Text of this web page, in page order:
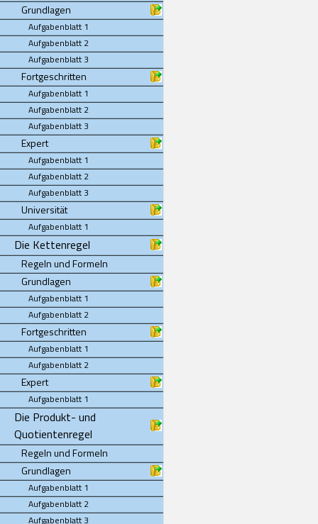
Grundlagen
Aufgabenblatt 1
Aufgabenblatt 2
Aufgabenblatt 3
Fortgeschritten
Aufgabenblatt 1
Aufgabenblatt 2
Aufgabenblatt 3
Expert
Aufgabenblatt 1
Aufgabenblatt 2
Aufgabenblatt 3
Universität
Aufgabenblatt 1
Die Kettenregel
Regeln und Formeln
Grundlagen
Aufgabenblatt 1
Aufgabenblatt 2
Fortgeschritten
Aufgabenblatt 1
Aufgabenblatt 2
Expert
Aufgabenblatt 1
Die Produkt- und
Quotientenregel
Regeln und Formeln
Grundlagen
Aufgabenblatt 1
Aufgabenblatt 2
Aufgabenblatt 3